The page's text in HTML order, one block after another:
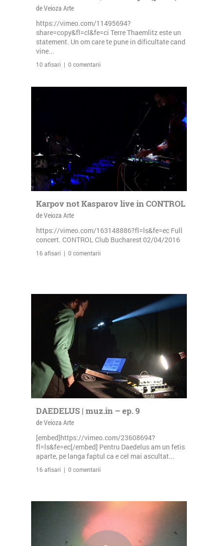
de Veioza Arte
https://vimeo.com/11495694?
share=copy&fl=cl&fe=ci Terre Thaemlitz este un
statement. Un om care te pune in dificultate cand
vine...
10 afisari | 0 comentarii
Karpov not Kasparov live in CONTROL
de Veioza Arte
https://vimeo.com/163148886?fl=ls&fe=ec Full
concert. CONTROL Club Bucharest 02/04/2016
16 afisari | 0 comentarii
DAEDELUS | muz.in – ep. 9
de Veioza Arte
[embed]https://vimeo.com/23608694?
fl=ls&fe=ec[/embed] Pentru Daedelus am un fetis
aparte, pe langa faptul ca e cel mai ascultat...
16 afisari | 0 comentarii